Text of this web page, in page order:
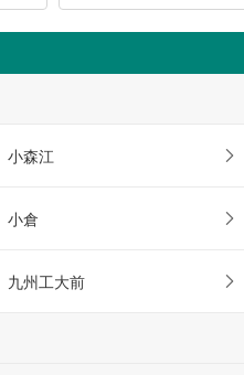
小森江
小倉
九州工大前